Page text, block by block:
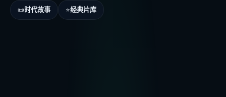
📜时代故事 ⭐经典片库